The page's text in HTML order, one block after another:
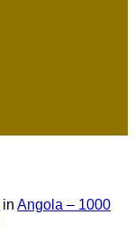
in Angola – 1000